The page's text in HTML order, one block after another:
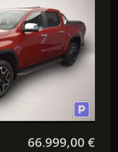
66.999,00 €